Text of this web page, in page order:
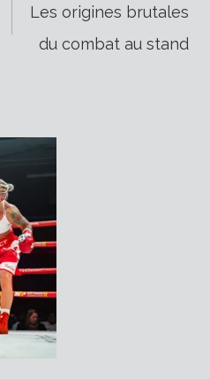
Les origines brutales
du combat au stand